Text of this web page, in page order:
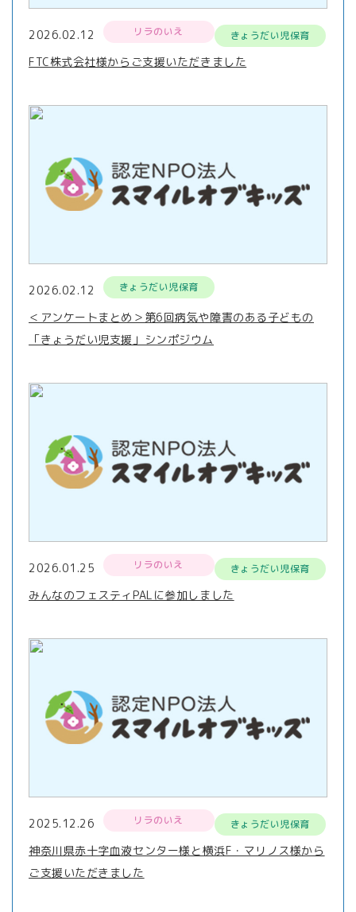
2026.02.12 リラのいえ きょうだい児保育
FTC株式会社様からご支援いただきました
2026.02.12 きょうだい児保育
＜アンケートまとめ＞第6回病気や障害のある子どもの
「きょうだい児支援」シンポジウム
2026.01.25 リラのいえ きょうだい児保育
みんなのフェスティPALに参加しました
2025.12.26 リラのいえ きょうだい児保育
神奈川県赤十字血液センター様と横浜F・マリノス様から
ご支援いただきました